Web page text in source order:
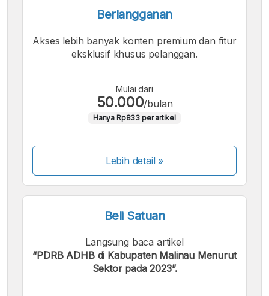
Berlangganan
Akses lebih banyak konten premium dan fitur
eksklusif khusus pelanggan.
Mulai dari
50.000/bulan
Hanya Rp833 per artikel
Lebih detail »
Beli Satuan
Langsung baca artikel
“PDRB ADHB di Kabupaten Malinau Menurut
Sektor pada 2023”.